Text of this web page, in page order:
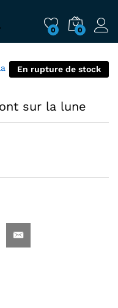
0 0
En rupture de stock
sur la lune